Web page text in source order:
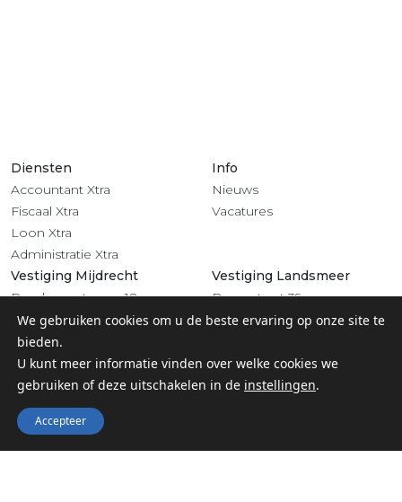
Volg ons
Diensten
Accountant Xtra
Fiscaal Xtra
Loon Xtra
Administratie Xtra
Info
Nieuws
Vacatures
Vestiging Mijdrecht
Rendementsweg 18
3641 SL Mijdrecht
0297 - 283 201
Vestiging Landsmeer
Dorpsstraat 39
1121 BV Landsmeer
We gebruiken cookies om u de beste ervaring op onze site te
bieden.
U kunt meer informatie vinden over welke cookies we
gebruiken of deze uitschakelen in de instellingen.
Accepteer